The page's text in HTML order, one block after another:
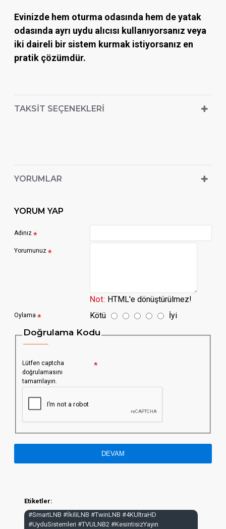
Evinizde hem oturma odasında hem de yatak
odasında ayrı uydu alıcısı kullanıyorsanız veya
iki daireli bir sistem kurmak istiyorsanız en
pratik çözümdür.
TAKSIT SEÇENEKLERI
YORUMLAR
YORUM YAP
Adınız
Yorumunuz
Not: HTML'e dönüştürülmez!
Oylama Kötü İyi
Doğrulama Kodu
Lütfen captcha
doğrulamasını
tamamlayın.
DEVAM
Etiketler:
#SmartLNB #İkiliLNB #TwinLNB #4KUltraHD
#UyduSistemleri #TVULNB2 #KesintisizYayın